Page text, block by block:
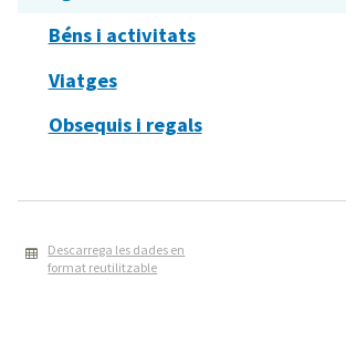
Béns i activitats
Viatges
Obsequis i regals
Descarrega les dades en
format reutilitzable